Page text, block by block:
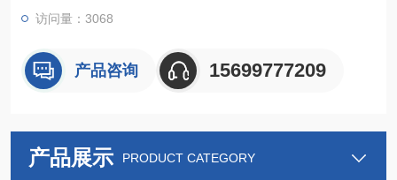
访问量：3068
产品咨询 15699777209
产品展示 PRODUCT CATEGORY